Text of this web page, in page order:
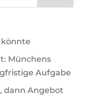
könnte
Münchens
Aufgabe
dann Angebot